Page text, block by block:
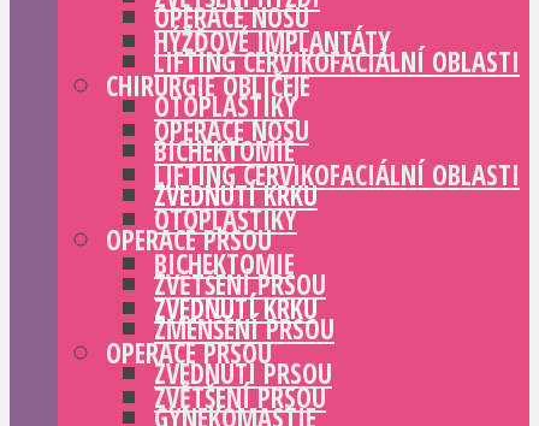
OPERACE NOSU
LIFTING CERVIKOFACIÁLNÍ OBLASTI
OTOPLASTIKY
BICHEKTOMIE
ZVEDNUTÍ KRKU
OPERACE PRSOU
ZVĚTŠENÍ PRSOU
ZMENŠENÍ PRSOU
ZVEDNUTÍ PRSOU
GYNEKOMASTIE
HÝŽĎOVÉ IMPLANTÁTY
CHIRURGIE OBLIČEJE
OPERACE NOSU
LIFTING CERVIKOFACIÁLNÍ OBLASTI
OTOPLASTIKY
BICHEKTOMIE
ZVEDNUTÍ KRKU
OPERACE PRSOU
ZVĚTŠENÍ PRSOU